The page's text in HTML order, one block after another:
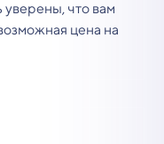
что вам
цена на